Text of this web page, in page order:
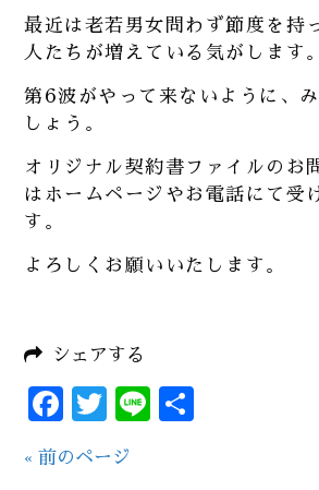
最近は老若男女問わず節度を持
人たちが増えている気がします。
第6波がやって来ないように、
しょう。
オリジナル契約書ファイルのお
はホームページやお電話にて受
す。
よろしくお願いいたします。
シェアする
Facebook
Twitter
Line
« 前のページ